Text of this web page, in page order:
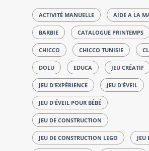
ACTIVITÉ MANUELLE AIDE A LA
BARBIE CATALOGUE PRINTEMPS
CHICCO CHICCO TUNISIE
DOLU EDUCA JEU CRÉATIF
JEU D'EXPÉRIENCE JEU D'ÉVEIL
JEU D'ÉVEIL POUR BÉBÉ
JEU DE CONSTRUCTION
JEU DE CONSTRUCTION LEGO JEU